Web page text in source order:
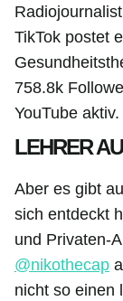
TikTok postet
758.8k
YouTube aktiv.
LEHRER
Aber es gibt
sich entdeckt
und Privaten-
@nikothecap
nicht so einen